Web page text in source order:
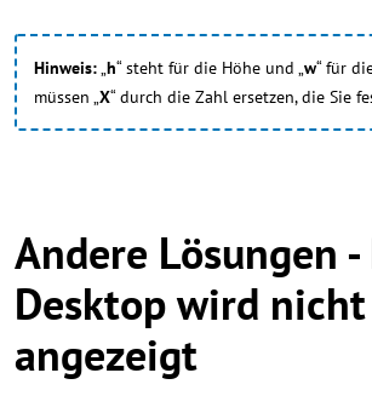
Hinweis:„h“ steht für die Höhe und „w“ für
müssen „X“ durch die Zahl ersetzen, die Sie
Andere Lösungen -
Desktop wird nicht
angezeigt